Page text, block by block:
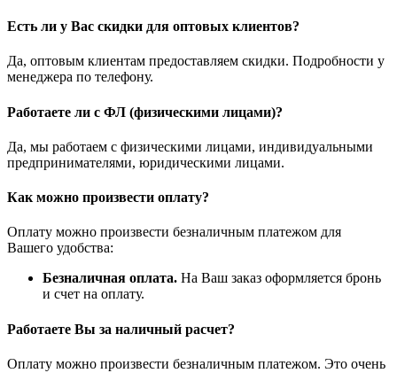
Есть ли у Вас скидки для оптовых клиентов?
Да, оптовым клиентам предоставляем скидки. Подробности у
менеджера по телефону.
Работаете ли с ФЛ (физическими лицами)?
Да, мы работаем с физическими лицами, индивидуальными
предпринимателями, юридическими лицами.
Как можно произвести оплату?
Оплату можно произвести безналичным платежом для
Вашего удобства:
Безналичная оплата. На Ваш заказ оформляется бронь
и счет на оплату.
Работаете Вы за наличный расчет?
Оплату можно произвести безналичным платежом. Это очень